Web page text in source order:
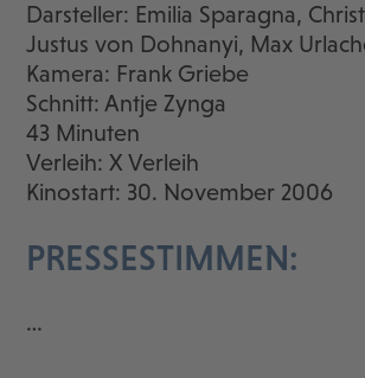
Darsteller: Emilia Sparagna,
Justus von Dohnanyi, Max
Kamera: Frank Griebe
Schnitt: Antje Zynga
43 Minuten
Verleih: X Verleih
Kinostart: 30. November 2006
PRESSESTIMMEN:
…